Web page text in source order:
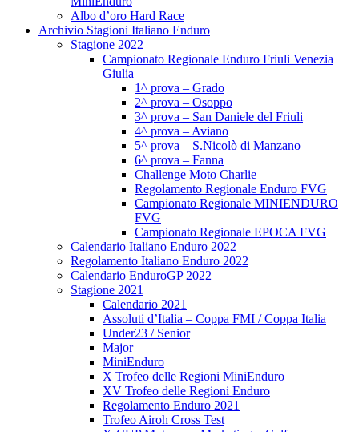
Albo d’oro Hard Race
Archivio Stagioni Italiano Enduro
Stagione 2022
Campionato Regionale Enduro Friuli Venezia
Giulia
1^ prova – Grado
2^ prova – Osoppo
3^ prova – San Daniele del Friuli
4^ prova – Aviano
5^ prova – S.Nicolò di Manzano
6^ prova – Fanna
Challenge Moto Charlie
Regolamento Regionale Enduro FVG
Campionato Regionale MINIENDURO
FVG
Campionato Regionale EPOCA FVG
Calendario Italiano Enduro 2022
Regolamento Italiano Enduro 2022
Calendario EnduroGP 2022
Stagione 2021
Calendario 2021
Assoluti d’Italia – Coppa FMI / Coppa Italia
Under23 / Senior
Major
MiniEnduro
X Trofeo delle Regioni MiniEnduro
XV Trofeo delle Regioni Enduro
Regolamento Enduro 2021
Trofeo Airoh Cross Test